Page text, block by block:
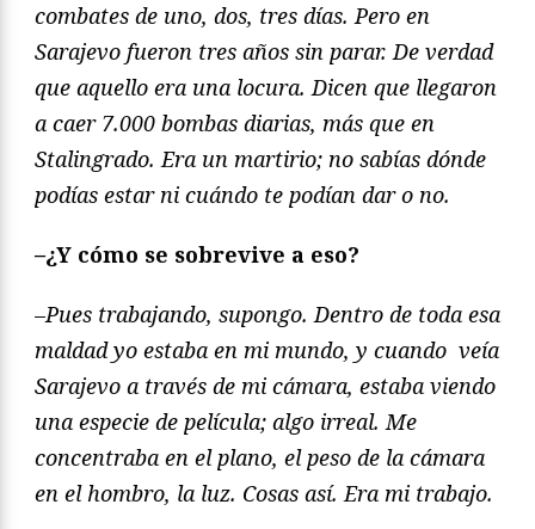
combates de uno, dos, tres días. Pero en
Sarajevo fueron tres años sin parar. De verdad
que aquello era una locura. Dicen que llegaron
a caer 7.000 bombas diarias, más que en
Stalingrado. Era un martirio; no sabías dónde
podías estar ni cuándo te podían dar o no.
–¿Y cómo se sobrevive a eso?
–Pues trabajando, supongo. Dentro de toda esa
maldad yo estaba en mi mundo, y cuando veía
Sarajevo a través de mi cámara, estaba viendo
una especie de película; algo irreal. Me
concentraba en el plano, el peso de la cámara
en el hombro, la luz. Cosas así. Era mi trabajo.